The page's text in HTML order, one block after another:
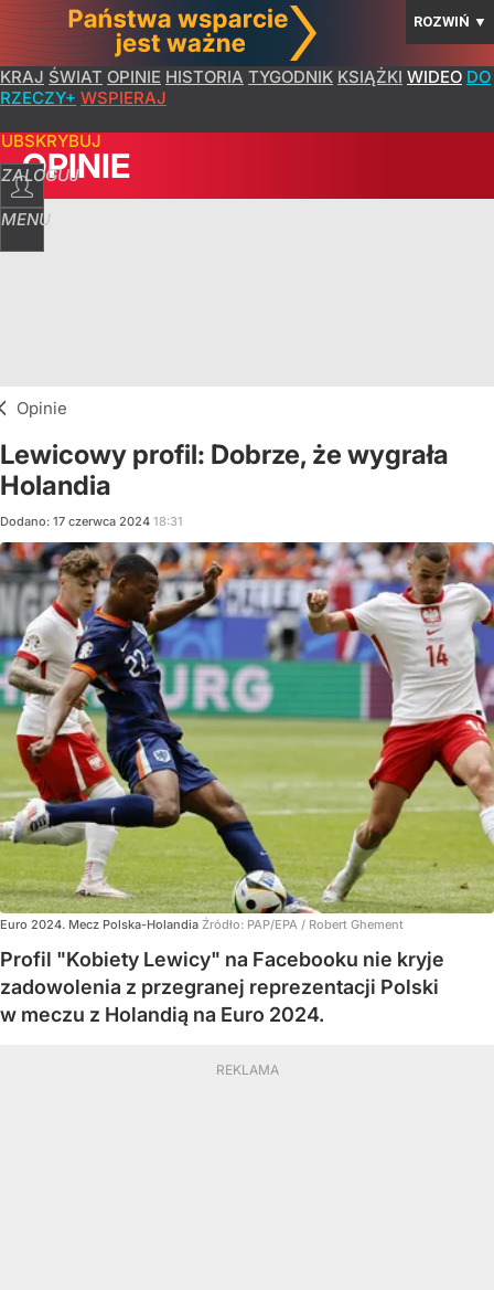
ROZWIŃ ▼
KRAJ ŚWIAT OPINIE HISTORIA TYGODNIK KSIĄŻKI WIDEO DO
RZECZY+ WSPIERAJ
ZALOGUJ
MENU
OPINIE
Opinie
Lewicowy profil: Dobrze, że wygrała
Holandia
Dodano: 17 czerwca 2024 18:31
Euro 2024. Mecz Polska-Holandia Źródło: PAP/EPA / Robert Ghement
Profil "Kobiety Lewicy" na Facebooku nie kryje
zadowolenia z przegranej reprezentacji Polski
w meczu z Holandią na Euro 2024.